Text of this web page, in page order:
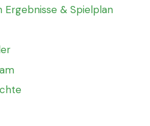
Ergebnisse & Spielplan